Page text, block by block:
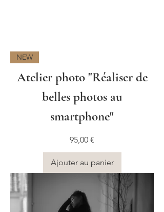
NEW
Atelier photo "Réaliser de
belles photos au
smartphone"
Prix
95,00 €
Ajouter au panier